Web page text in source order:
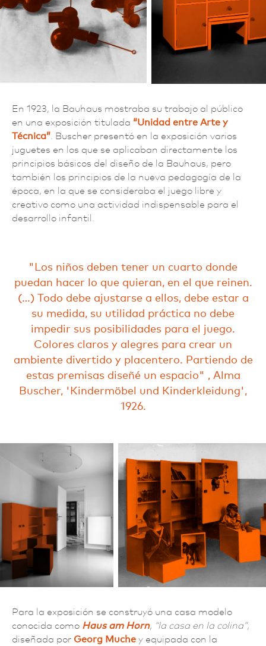
En 1923, la Bauhaus mostraba su trabajo al público
en una exposición titulada “Unidad entre Arte y
Técnica” . Buscher presentó en la exposición varios
juguetes en los que se aplicaban directamente los
principios básicos del diseño de la Bauhaus, pero
también los principios de la nueva pedagogía de la
época, en la que se consideraba el juego libre y
creativo como una actividad indispensable para el
desarrollo infantil.
Los niños deben tener un cuarto donde
puedan hacer lo que quieran, en el que reinen.
(…) Todo debe ajustarse a ellos, debe estar a
su medida, su utilidad práctica no debe
impedir sus posibilidades para el juego.
Colores claros y alegres para crear un
ambiente divertido y placentero. Partiendo de
estas premisas diseñé un espacio
, Alma
Buscher, 'Kindermöbel und Kinderkleidung',
1926.
Para la exposición se construyó una casa modelo
conocida como Haus am Horn, “la casa en la colina”,
diseñada por Georg Muche y equipada con la